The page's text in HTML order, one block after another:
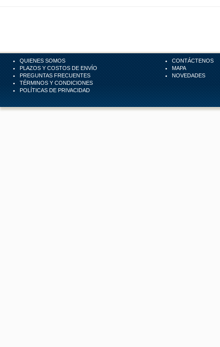
QUIENES SOMOS
PLAZOS Y COSTOS DE ENVÍO
PREGUNTAS FRECUENTES
TÉRMINOS Y CONDICIONES
POLÍTICAS DE PRIVACIDAD
CONTÁCTENOS
MAPA
NOVEDADES